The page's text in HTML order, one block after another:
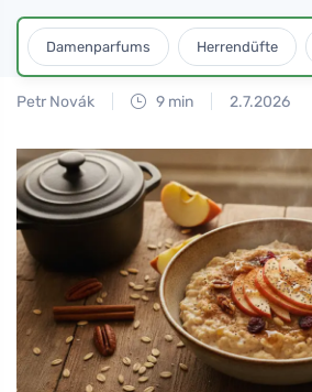
Damenparfums Herrendüfte
Petr Novák 9 min 2.7.2026